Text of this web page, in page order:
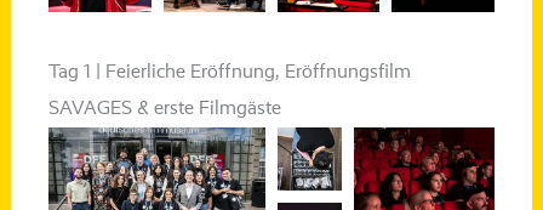
Tag 1 | Feierliche Eröffnung, Eröffnungsfilm
SAVAGES & erste Filmgäste